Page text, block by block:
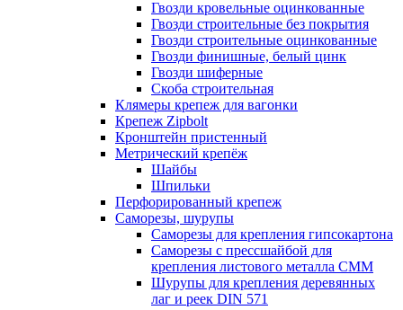
Гвозди кровельные оцинкованные
Гвозди строительные без покрытия
Гвозди строительные оцинкованные
Гвозди финишные, белый цинк
Гвозди шиферные
Скоба строительная
Клямеры крепеж для вагонки
Крепеж Zipbolt
Кронштейн пристенный
Метрический крепёж
Шайбы
Шпильки
Перфорированный крепеж
Саморезы, шурупы
Саморезы для крепления гипсокартона
Саморезы с прессшайбой для
крепления листового металла СММ
Шурупы для крепления деревянных
лаг и реек DIN 571